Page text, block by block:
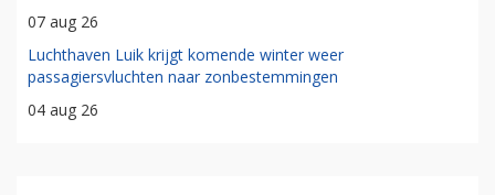
07 aug 26
Luchthaven Luik krijgt komende winter weer
passagiersvluchten naar zonbestemmingen
04 aug 26